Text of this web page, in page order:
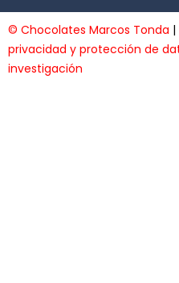
© Chocolates Marcos Tonda |
privacidad y protección de
investigación